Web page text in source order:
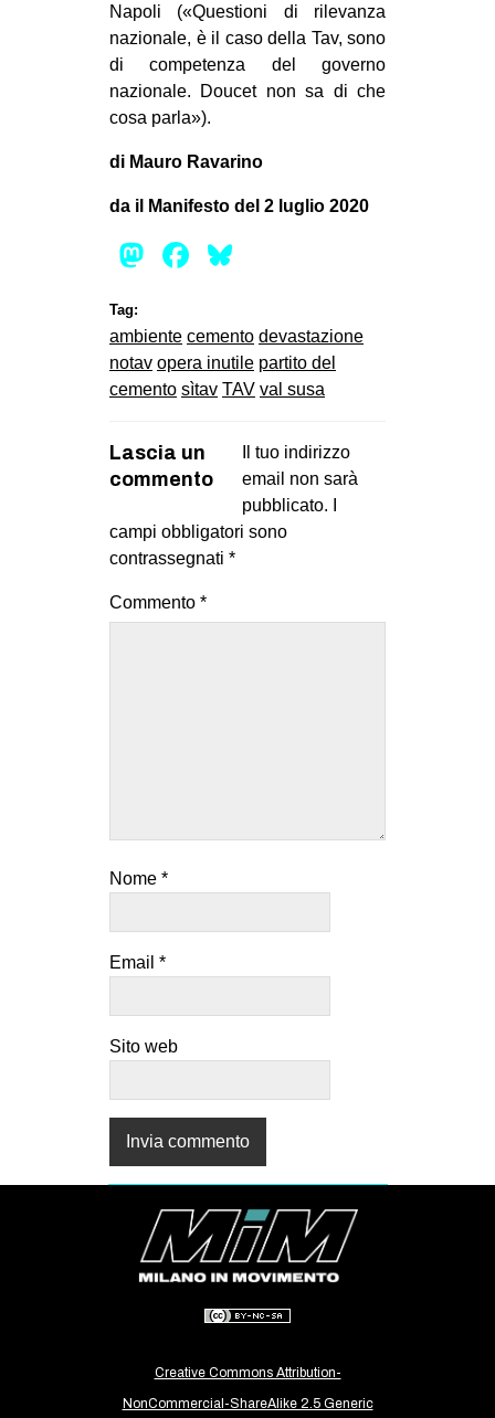
Napoli («Questioni di rilevanza
nazionale, è il caso della Tav, sono
di competenza del governo
nazionale. Doucet non sa di che
cosa parla»).
di Mauro Ravarino
da il Manifesto del 2 luglio 2020
Mastodon
Facebook
Tag:
ambiente cemento devastazione
notav opera inutile partito del
cemento sìtav TAV val susa
Lascia un
commento
Il tuo indirizzo
email non sarà
pubblicato.
campi obbligatori sono
contrassegnati *
Commento *
Nome *
Email *
Sito web
Creative Commons Attribution-
NonCommercial-ShareAlike 2.5 Generic